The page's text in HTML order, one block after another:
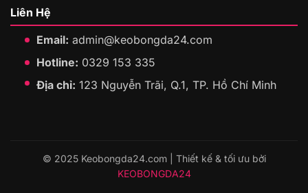
Liên Hệ
Email: admin@keobongda24.com
Hotline: 0329 153 335
Địa chỉ: 123 Nguyễn Trãi, Q.1, TP. Hồ Chí Minh
© 2025 Keobongda24.com | Thiết kế & tối ưu bởi
KEOBONGDA24